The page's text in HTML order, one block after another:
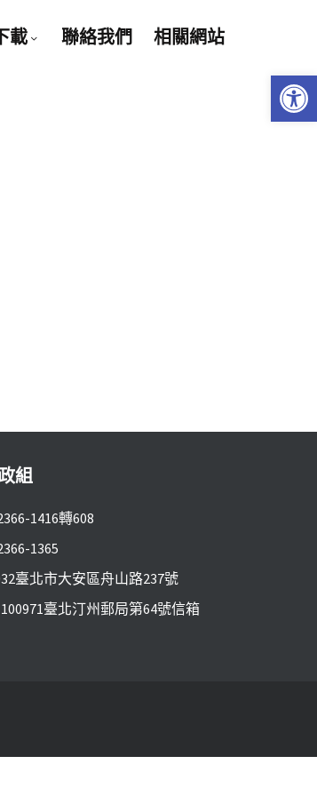
載 聯絡我們 相關網站
組
1416轉608
1365
臺北市大安區舟山路237號
臺北汀州郵局第64號信箱